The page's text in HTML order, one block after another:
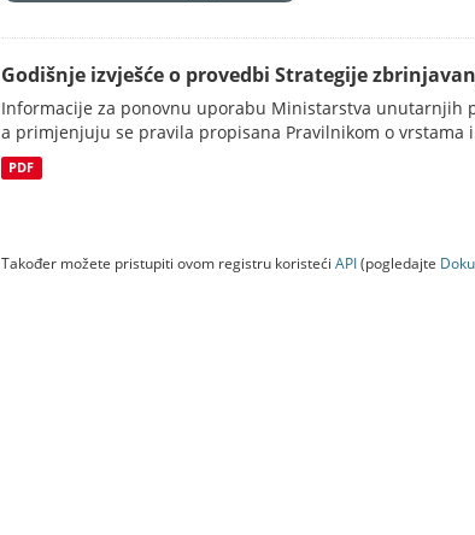
Godišnje izvješće o provedbi Strategije
Informacije za ponovnu uporabu Ministarstva unutarnjih
a primjenjuju se pravila propisana Pravilnikom o vrstama
PDF
Također možete pristupiti ovom registru koristeći API(pogledajte